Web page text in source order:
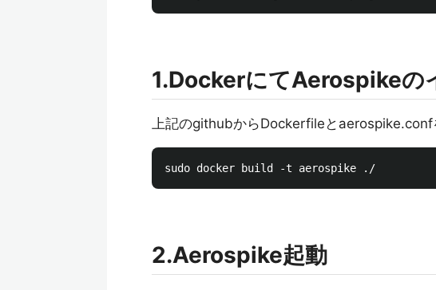
1.DockerにてAerospikeの
上記のgithubからDockerfileとaerospike.conf
2.Aerospike起動